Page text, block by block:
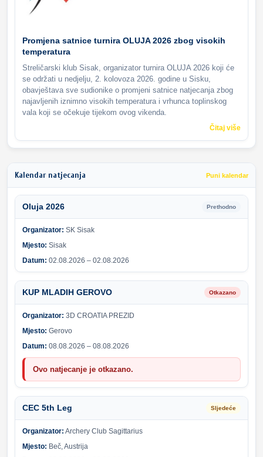
Promjena satnice turnira OLUJA 2026 zbog visokih
temperatura
Streličarski klub Sisak, organizator turnira OLUJA 2026 koji će
se održati u nedjelju, 2. kolovoza 2026. godine u Sisku,
obavještava sve sudionike o promjeni satnice natjecanja zbog
najavljenih iznimno visokih temperatura i vrhunca toplinskog
vala koji se očekuje tijekom ovog vikenda.
Čitaj više
Kalendar natjecanja Puni kalendar
Oluja 2026 Prethodno
Organizator: SK Sisak
Mjesto: Sisak
Datum: 02.08.2026 – 02.08.2026
KUP MLADIH GEROVO Otkazano
Organizator: 3D CROATIA PREZID
Mjesto: Gerovo
Datum: 08.08.2026 – 08.08.2026
Ovo natjecanje je otkazano.
CEC 5th Leg Sljedeće
Organizator: Archery Club Sagittarius
Mjesto: Beč, Austrija